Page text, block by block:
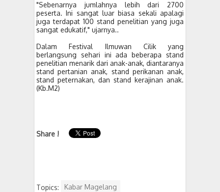
"Sebenarnya jumlahnya lebih dari 2700
peserta. Ini sangat luar biasa sekali apalagi
juga terdapat 100 stand penelitian yang juga
sangat edukatif," ujarnya..
Dalam Festival Ilmuwan Cilik yang
berlangsung sehari ini ada beberapa stand
penelitian menarik dari anak-anak, diantaranya
stand pertanian anak, stand perikanan anak,
stand peternakan, dan stand kerajinan anak.
(Kb.M2)
Share !
Topics: Kabar Magelang